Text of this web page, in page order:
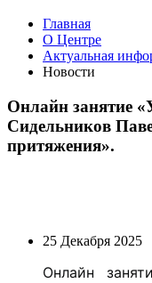
Главная
О Центре
Актуальная
Новости
Онлайн занятие
Сидельников
притяжения».
25 Декабря 2025
Онлайн